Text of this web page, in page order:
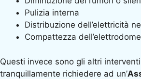
Pulizia interna
Distribuzione dell’elettricità
Compattezza
Questi invece sono gli altri
tranquillamente richiedere ad un’